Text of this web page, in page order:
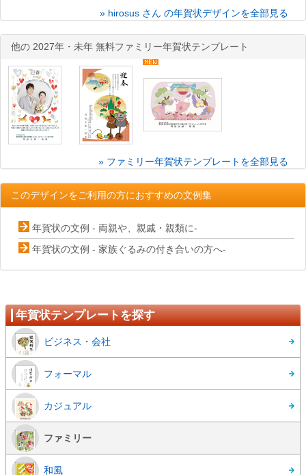
» hirosus さん の年賀状デザインを全部見る
他の 2027年・未年 無料ファミリー年賀状テンプレート
» ファミリー年賀状テンプレートを全部見る
このデザインをご利用の方におすすめの文例集
年賀状の文例 - 両親や、親戚・親類に-
年賀状の文例 - 家族ぐるみの付き合いの方へ-
年賀状テンプレートを探す
ビジネス・会社
フォーマル
カジュアル
ファミリー
和風